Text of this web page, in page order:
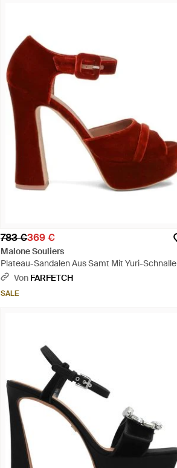
783 €369 €
Malone Souliers
Plateau-Sandalen Aus Samt Mit Yuri-Schnalle
125Mm - Rot
Von FARFETCH
SALE